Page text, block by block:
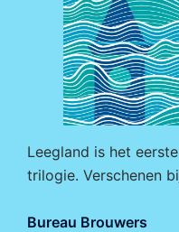
Leegland is het
trilogie. Verschenen
Bureau Brouwers